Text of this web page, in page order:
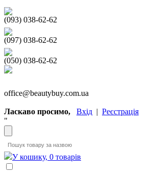
(093) 038-62-62
(097) 038-62-62
(050) 038-62-62
office@beautybuy.com.ua
Ласкаво просимо, Вхід | Реєстрація
"
У кошику, 0 товарів